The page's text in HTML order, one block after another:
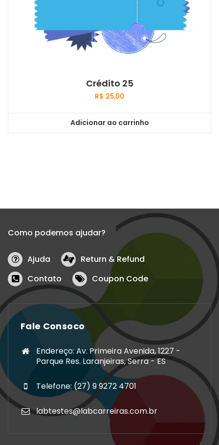
Crédito 25
R$ 25,00
Adicionar ao carrinho
Como podemos ajudar?
Ajuda
Return & Refund
Contato
Coupon Code
Fale Consoco
Endereço: Av. Primeira Avenida, 1227 -
Parque Res. Laranjeiras, Serra - ES
Telefone: (27) 9 9272 4701
labtestes@labcarreiras.com.br